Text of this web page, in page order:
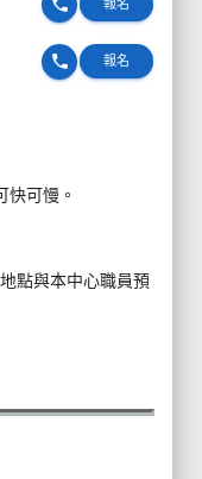
報名
phone
報名
phone
快可慢。
點與本中心職員預